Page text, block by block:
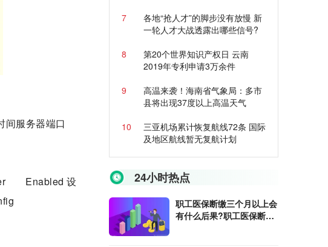
间服务器端口
Enabled 设
7
各地“抢人才”的脚步没有放慢 新
一轮人才大战透露出哪些信号?
8
第20个世界知识产权日 云南
2019年专利申请3万余件
9
高温来袭！海南省气象局：多市
县将出现37度以上高温天气
10
三亚机场累计恢复航线72条 国际
及地区航线暂无复航计划
24小时热点
职工医保断缴三个月以上会
有什么后果?职工医保断缴